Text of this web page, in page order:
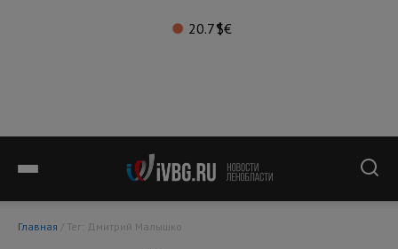
20.7°$€
Главная / Тег: Дмитрий Малышко